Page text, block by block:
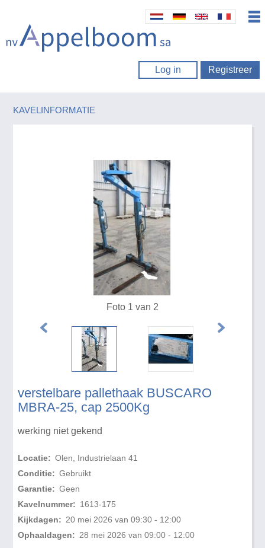
Log in Registreer
KAVELINFORMATIE
verstelbare pallethaak BUSCARO
MBRA-25, cap 2500Kg
werking niet gekend
Locatie: Olen, Industrielaan 41
Conditie: Gebruikt
Garantie: Geen
Kavelnummer: 1613-175
Kijkdagen: 20 mei 2026 van 09:30 - 12:00
Ophaaldagen: 28 mei 2026 van 09:00 - 12:00
Foto 1 van 2